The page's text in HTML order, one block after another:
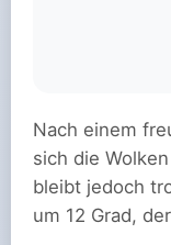
Nach einem
sich die
bleibt jedoch
um 12 Grad,